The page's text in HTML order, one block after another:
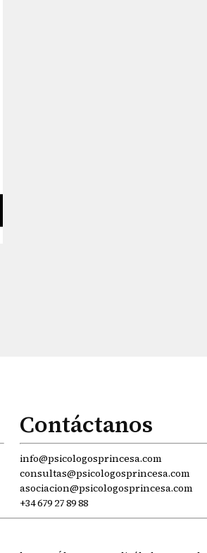
Contáctanos
info@psicologosprincesa.com
consultas@psicologosprincesa.com
asociacion@psicologosprincesa.com
+34 679 27 89 88